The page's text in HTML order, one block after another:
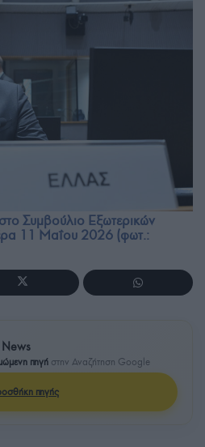
Συμβούλιο Εξωτερικών
11 Μαΐου 2026 (φωτ.:
News
πηγή στην Αναζήτηση Google
πηγής